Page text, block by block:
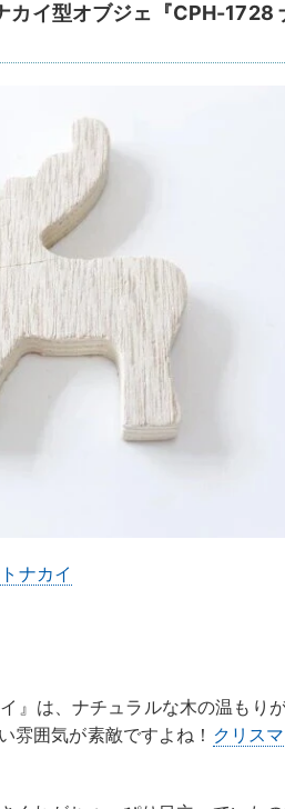
カイ型オブジェ『CPH-1728
ナカイ
』は、ナチュラルな木の温もり
雰囲気が素敵ですよね！ クリス